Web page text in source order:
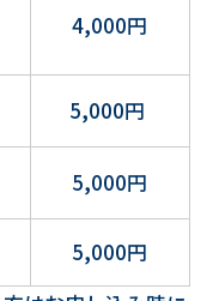
4,000円
5,000円
5,000円
5,000円